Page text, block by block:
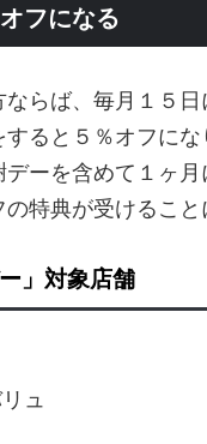
フになる
ならば、毎月１５
ると５％オフにな
デーを含めて１ヶ月
特典が受けること
」対象店舗
ュ